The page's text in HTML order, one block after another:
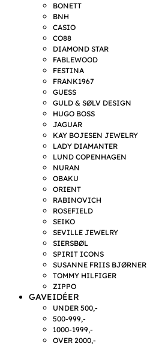
BONETT
BNH
CASIO
CO88
DIAMOND STAR
FABLEWOOD
FESTINA
FRANK1967
GUESS
GULD & SØLV DESIGN
HUGO BOSS
JAGUAR
KAY BOJESEN JEWELRY
LADY DIAMANTER
LUND COPENHAGEN
NURAN
OBAKU
ORIENT
RABINOVICH
ROSEFIELD
SEIKO
SEVILLE JEWELRY
SIERSBØL
SPIRIT ICONS
SUSANNE FRIIS BJØRNER
TOMMY HILFIGER
ZIPPO
GAVEIDÉER
UNDER 500,-
500-999,-
1000-1999,-
OVER 2000,-